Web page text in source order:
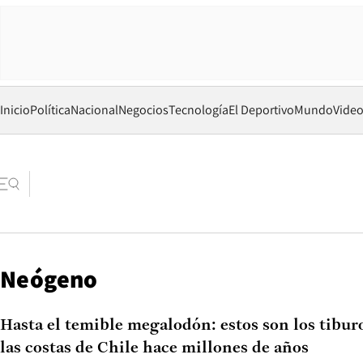
InicioPolíticaNacionalNegociosTecnologíaEl DeportivoMundo
Neógeno
Hasta el temible megalodón: estos son los
las costas de Chile hace millones de años